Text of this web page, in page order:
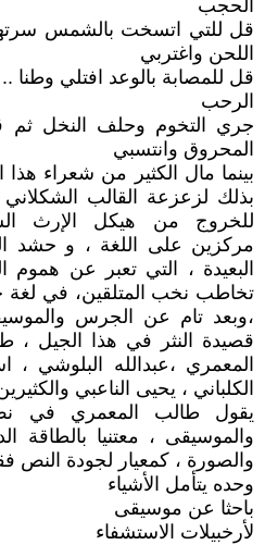
الحجب
قل للتي اتسخت بالشمس
اللحن واغتربي
قل للمصابة بالوعد افتلي وطنا
الرحب
جري التخوم وحلف النخل
المحروق وانتسبي
بينما مال الكثير من شعراء هذا
بذلك لزعزعة القالب
للخروج من هيكل الإرث
مركزين على اللغة ، و حشد
البعيدة ، التي تعبر عن هموم
تخاطب نخب المتلقين، في
،وبعد تام عن الجرس
قصيدة النثر في هذا الجيل ،
المعمري ،عبدالله البلوشي ،
الكلباني ، يحيى الناعبي
يقول طالب المعمري في
والموسيقى ، معتنيا بالطاقة
والصورة ، كمعيار لجودة النص
وحده يتأمل الأشياء
باحثا عن موسيقى
لأرخبيلات الاستشفاء